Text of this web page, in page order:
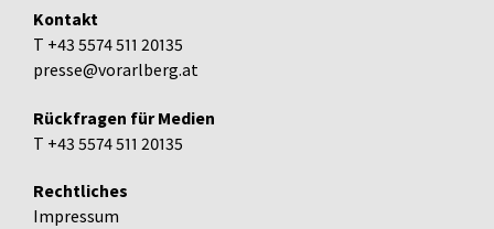
Kontakt
T +43 5574 511 20135
presse@vorarlberg.at
Rückfragen für Medien
T +43 5574 511 20135
Rechtliches
Impressum